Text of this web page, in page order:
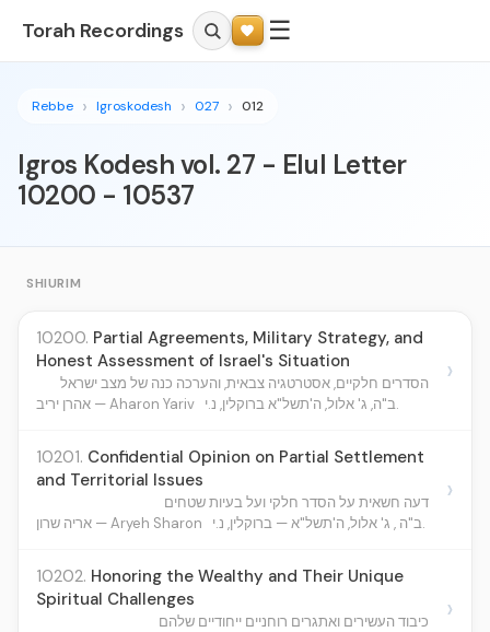
Torah Recordings ☰
Rebbe Igroskodesh 027 012
Igros Kodesh vol. 27 - Elul Letter
10200 - 10537
SHIURIM
10200. Partial Agreements, Military Strategy, and
Honest Assessment of Israel's Situation
הסדרים חלקיים, אסטרטגיה צבאית, והערכה כנה של מצב ישראל
אהרן יריב — Aharon Yariv
ב"ה, ג' אלול, ה'תשל"א ברוקלין, נ.י.
›
10201. Confidential Opinion on Partial Settlement
and Territorial Issues
דעה חשאית על הסדר חלקי ועל בעיות שטחים
אריה שרון — Aryeh Sharon
ב"ה , ג' אלול, ה'תשל"א — ברוקלין, נ.י.
›
10202. Honoring the Wealthy and Their Unique
Spiritual Challenges
כיבוד העשירים ואתגרים רוחניים ייחודיים שלהם
›